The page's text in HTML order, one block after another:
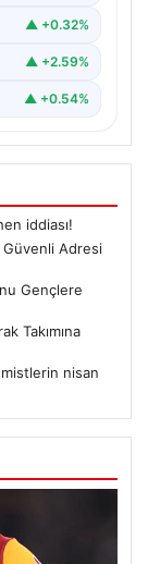
▲ +0.32%
▲ +2.59%
▲ +0.54%
iddiası!
Adresi
Gençlere
Takımına
nisan